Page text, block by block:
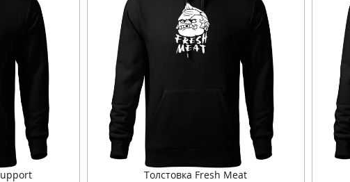
Толстовка Fresh Meat